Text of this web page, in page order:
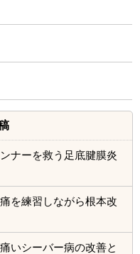
ナーを救う足底腱膜炎
を練習しながら根本改
いシーバー病の改善と